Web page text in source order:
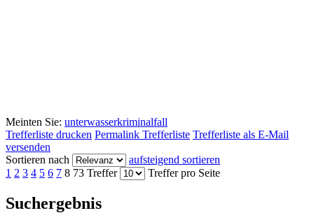
Meinten Sie: unterwasserkriminalfall
Trefferliste drucken Permalink Trefferliste Trefferliste als E-Mail
versenden
Sortieren nach
aufsteigend sortieren
1 2 3 4 5 6 7 8 73 Treffer Treffer pro Seite
Suchergebnis